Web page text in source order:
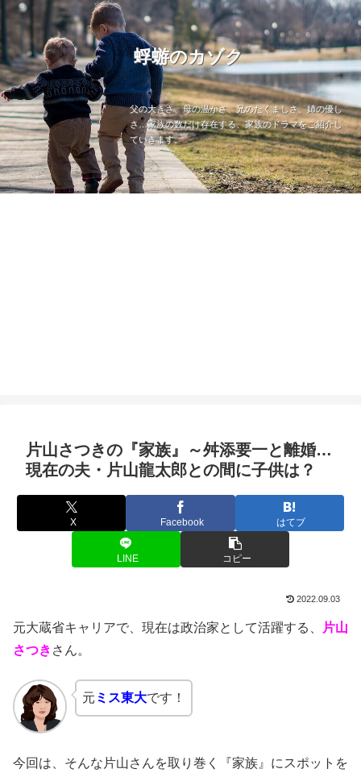
蜉蝣のカゾク
父の大きさ、母の温かさ、兄のたくましさ、姉の優し
さ…家族の数だけ存在する、家族のドラマをご紹介し
ていきます。
片山さつきの『家族』～舛添要一と離婚…
現在の夫・片山龍太郎との間に子供は？
X Facebook はてブ
LINE コピー
2022.09.03
元大蔵省キャリアで、現在は政治家として活躍する、
片山
さつき さん。
元 ミス東大です！
今回は、そんな片山さんを取り巻く『家族』にスポットを